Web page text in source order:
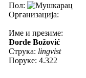
Пол:
Организација:
Име и презиме:
Đorđe Božović
Струка: lingvist
Поруке: 4.322